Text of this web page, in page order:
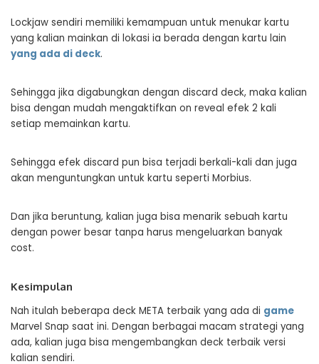
Lockjaw sendiri memiliki kemampuan untuk menukar kartu
yang kalian mainkan di lokasi ia berada dengan kartu lain
yang ada di deck.
Sehingga jika digabungkan dengan discard deck, maka kalian
bisa dengan mudah mengaktifkan on reveal efek 2 kali
setiap memainkan kartu.
Sehingga efek discard pun bisa terjadi berkali-kali dan juga
akan menguntungkan untuk kartu seperti Morbius.
Dan jika beruntung, kalian juga bisa menarik sebuah kartu
dengan power besar tanpa harus mengeluarkan banyak
cost.
Kesimpulan
Nah itulah beberapa deck META terbaik yang ada di game
Marvel Snap saat ini. Dengan berbagai macam strategi yang
ada, kalian juga bisa mengembangkan deck terbaik versi
kalian sendiri.